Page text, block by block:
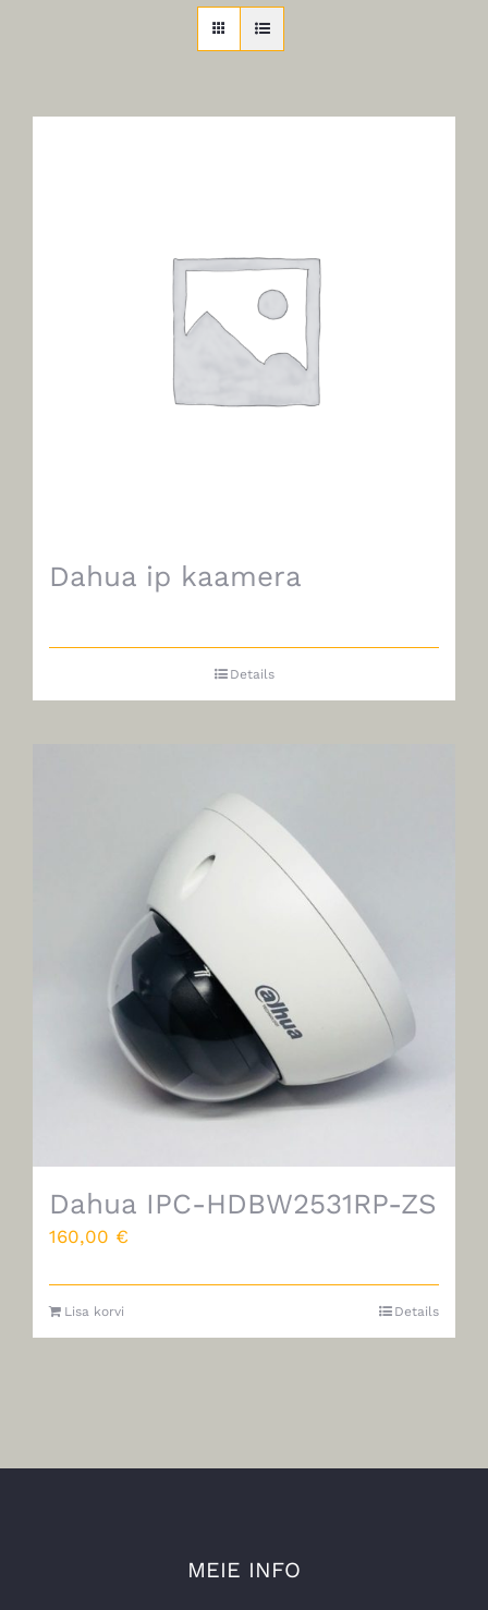
Dahua ip kaamera
Details
Dahua IPC-HDBW2531RP-ZS
160,00 €
Lisa korvi Details
MEIE INFO